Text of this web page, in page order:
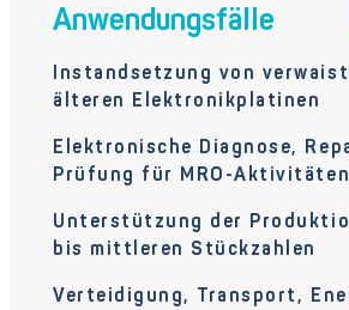
Anwendungsfälle
Instandsetzung von
älteren Elektronikplatinen
Elektronische Diagnose,
Prüfung für MRO-Aktivitäten
Unterstützung der
bis mittleren Stückzahlen
Verteidigung, Transport,